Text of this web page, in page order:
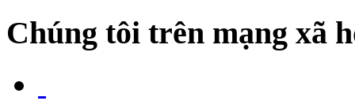
Chúng tôi trên mạng xã